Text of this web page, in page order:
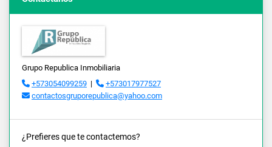
Grupo Republica Inmobiliaria
+573054099259 |
+573017977527
contactosgruporepublica@yahoo.com
¿Prefieres que te contactemos?